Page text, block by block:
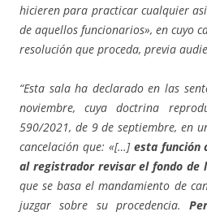
hicieren para practicar cualquier
de aquellos funcionarios», en cuyo
resolución que proceda, previa
“Esta sala ha declarado en las
noviembre, cuya doctrina
590/2021, de 9 de septiembre, en
cancelación que: «[…] esta función
al registrador revisar el fondo de
que se basa el mandamiento de
juzgar sobre su procedencia.